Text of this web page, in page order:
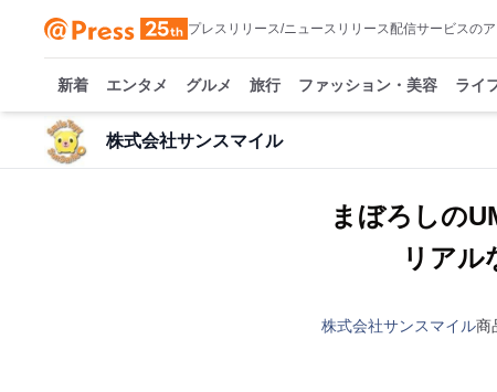
プレスリリース/ニュースリリース配信サービスの
新着 エンタメ グルメ 旅行 ファッション・美容 ライ
株式会社サンスマイル
まぼろしの
リアル
株式会社サンスマイル商